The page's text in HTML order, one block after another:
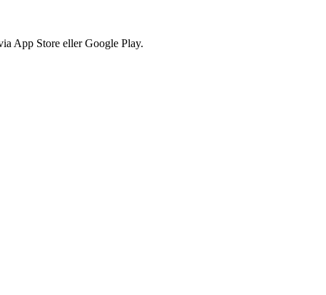
App Store eller Google Play.